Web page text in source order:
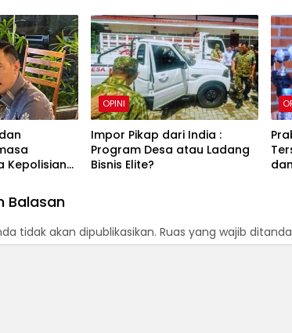
Kepolisian
OPINI
Impor Pikap dari India :
Program Desa atau Ladang
Bisnis Elite?
Balasan
tidak akan dipublikasikan. Ruas yang wajib